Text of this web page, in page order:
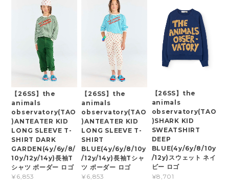
【26SS】the
animals
observatory(TAO
)ANTEATER KID
LONG SLEEVE T-
SHIRT DARK
GARDEN(4y/6y/8/
10y/12y/14y)長袖T
シャツ ボーダー ロゴ
¥6,853
【26SS】the
animals
observatory(TAO
)ANTEATER KID
LONG SLEEVE T-
SHIRT
BLUE(4y/6y/8/10y
/12y/14y)長袖Tシャ
ツ ボーダー ロゴ
¥6,853
【26SS】the
animals
observatory(TAO
)SHARK KID
SWEATSHIRT
DEEP
BLUE(4y/6y/8/10y
/12y)スウェット ネイ
ビー ロゴ
¥8,701